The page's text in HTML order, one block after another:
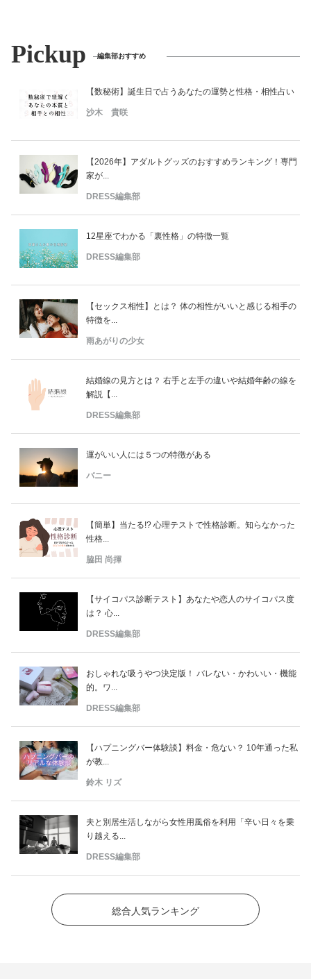
Pickup 編集部おすすめ
【数秘術】誕生日で占うあなたの運勢と性格・相性占い
沙木 貴咲
【2026年】アダルトグッズのおすすめランキング！専門
家が...
DRESS編集部
12星座でわかる「裏性格」の特徴一覧
DRESS編集部
【セックス相性】とは？ 体の相性がいいと感じる相手の
特徴を...
雨あがりの少女
結婚線の見方とは？ 右手と左手の違いや結婚年齢の線を
解説【...
DRESS編集部
運がいい人には５つの特徴がある
バニー
【簡単】当たる!? 心理テストで性格診断。知らなかった
性格...
脇田 尚揮
【サイコパス診断テスト】あなたや恋人のサイコパス度
は？ 心...
DRESS編集部
おしゃれな吸うやつ決定版！ バレない・かわいい・機能
的。ワ...
DRESS編集部
【ハプニングバー体験談】料金・危ない？ 10年通った私
が教...
鈴木 リズ
夫と別居生活しながら女性用風俗を利用「辛い日々を乗
り越える...
DRESS編集部
総合人気ランキング